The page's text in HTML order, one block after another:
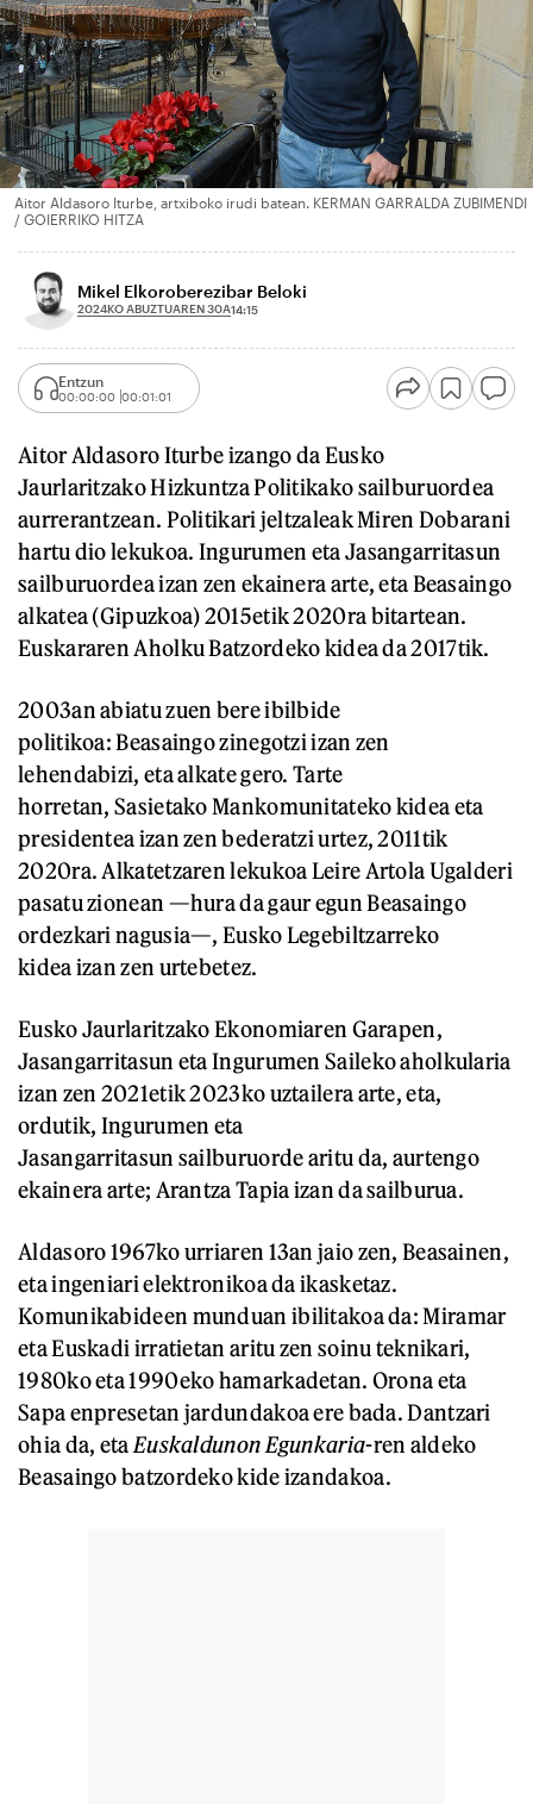
Aitor Aldasoro Iturbe, artxiboko irudi batean. KERMAN GARRALDA ZUBIMENDI
/ GOIERRIKO HITZA
Mikel Elkoroberezibar Beloki
2024KO ABUZTUAREN 30A14:15
Entzun
00:00:00 00:01:01
Aitor Aldasoro Iturbe izango da Eusko
Jaurlaritzako Hizkuntza Politikako sailburuordea
aurrerantzean. Politikari jeltzaleak Miren Dobarani
hartu dio lekukoa. Ingurumen eta Jasangarritasun
sailburuordea izan zen ekainera arte, eta Beasaingo
alkatea (Gipuzkoa) 2015etik 2020ra bitartean.
Euskararen Aholku Batzordeko kidea da 2017tik.
2003an abiatu zuen bere ibilbide
politikoa: Beasaingo zinegotzi izan zen
lehendabizi, eta alkate gero. Tarte
horretan, Sasietako Mankomunitateko kidea eta
presidentea izan zen bederatzi urtez, 2011tik
2020ra. Alkatetzaren lekukoa Leire Artola Ugalderi
pasatu zionean —hura da gaur egun Beasaingo
ordezkari nagusia—, Eusko Legebiltzarreko
kidea izan zen urtebetez.
Eusko Jaurlaritzako Ekonomiaren Garapen,
Jasangarritasun eta Ingurumen Saileko aholkularia
izan zen 2021etik 2023ko uztailera arte, eta,
ordutik, Ingurumen eta
Jasangarritasun sailburuorde aritu da, aurtengo
ekainera arte; Arantza Tapia izan da sailburua.
Aldasoro 1967ko urriaren 13an jaio zen, Beasainen,
eta ingeniari elektronikoa da ikasketaz.
Komunikabideen munduan ibilitakoa da: Miramar
eta Euskadi irratietan aritu zen soinu teknikari,
1980ko eta 1990eko hamarkadetan. Orona eta
Sapa enpresetan jardundakoa ere bada. Dantzari
ohia da, eta Euskaldunon Egunkaria-ren aldeko
Beasaingo batzordeko kide izandakoa.